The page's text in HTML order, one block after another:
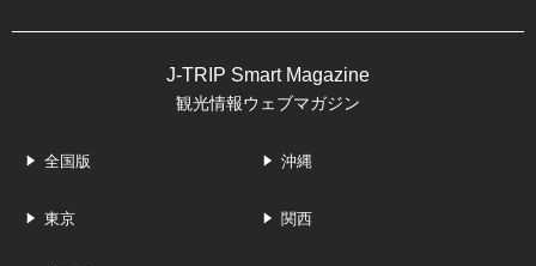
J-TRIP Smart Magazine
観光情報ウェブマガジン
全国版 沖縄
東京 関西